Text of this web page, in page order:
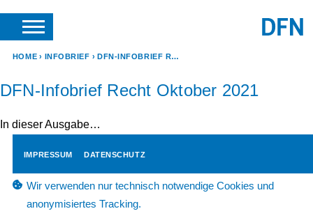
SUCHE ANFRAGEN & KONTAKT
HOME INFOBRIEF DFN-INFOBRIEF RECHT OKTOBER 2021
DFN-Infobrief Recht Oktober 2021
In dieser Ausgabe…
IMPRESSUM DATENSCHUTZ
Wir verwenden nur technisch notwendige Cookies und
anonymisiertes Tracking.